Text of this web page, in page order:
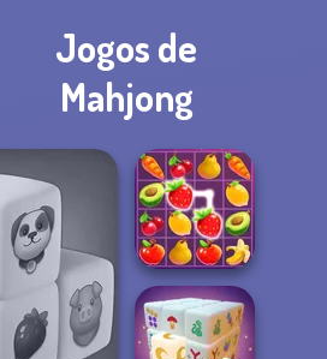
Jogos de
Mahjong